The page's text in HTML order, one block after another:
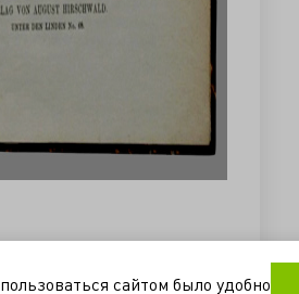
пользоваться сайтом было удобно